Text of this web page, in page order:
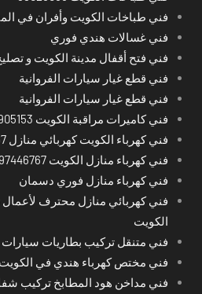
فني طباخات الكويت وأفران في
فني غسالات هندي فوري
فني فتح أقفال مدينة الكويت و
فني قطع غيار سيارات الفروانية
فني قطع غيار سيارات الفروانية
فني كاميرات مراقبة الكويت 90905153
فني كهرباء الكويت كهربائي منازل 97446767
فني كهرباء منازل الكويت 97446767
فني كهرباء منازل فوري دسمان
فني كهربائي منازل محترف لأعمال
الكويت
فني متنقل تركيب بطاريات سيارات
فني مختص كهرباء هندي في الكويت
فني مداخن هود المطابخ تركيب